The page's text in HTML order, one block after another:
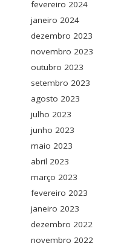
fevereiro 2024
janeiro 2024
dezembro 2023
novembro 2023
outubro 2023
setembro 2023
agosto 2023
julho 2023
junho 2023
maio 2023
abril 2023
março 2023
fevereiro 2023
janeiro 2023
dezembro 2022
novembro 2022